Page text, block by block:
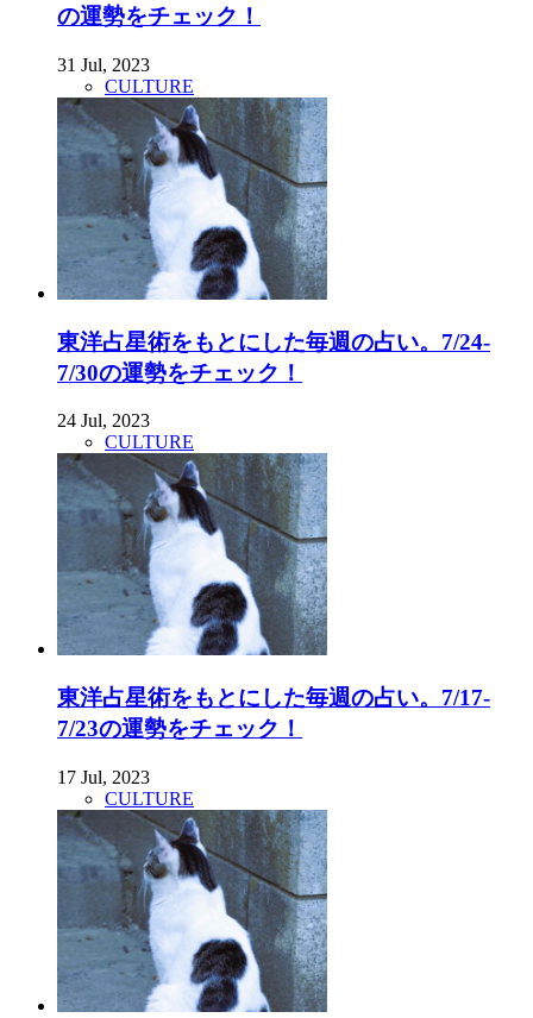
の運勢をチェック！
31 Jul, 2023
CULTURE
東洋占星術をもとにした毎週の占い。7/24-
7/30の運勢をチェック！
24 Jul, 2023
CULTURE
東洋占星術をもとにした毎週の占い。7/17-
7/23の運勢をチェック！
17 Jul, 2023
CULTURE